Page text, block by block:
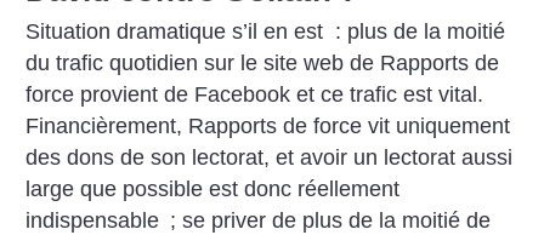
Situation dramatique s’il en est : plus de la moitié
du trafic quotidien sur le site web de Rapports de
force provient de Facebook et ce trafic est vital.
Financièrement, Rapports de force vit uniquement
des dons de son lectorat, et avoir un lectorat aussi
large que possible est donc réellement
indispensable ; se priver de plus de la ­moitié de